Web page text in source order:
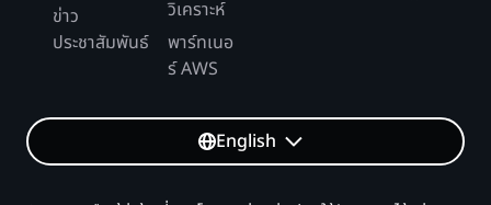
ข่าว
ประชาสัมพันธ์
วิเคราะห์
พาร์ทเนอ
ร์ AWS
English